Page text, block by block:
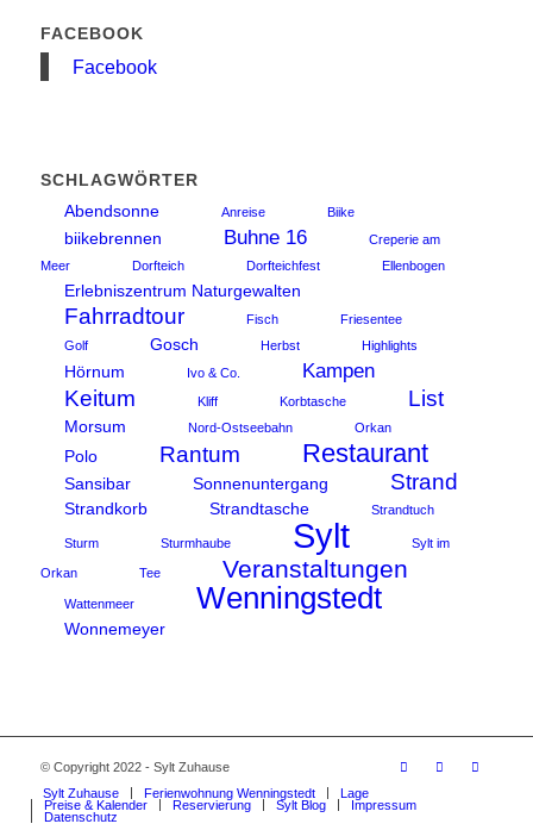
FACEBOOK
Facebook
SCHLAGWÖRTER
Abendsonne
Anreise Biike
biikebrennen Buhne 16
Creperie am
Meer
Dorfteich Dorfteichfest Ellenbogen
Erlebniszentrum Naturgewalten
Fahrradtour Fisch
Friesentee
Golf
Gosch Herbst Highlights
Hörnum Ivo & Co. Kampen
Keitum Kliff Korbtasche List
Morsum Nord-Ostseebahn Orkan
Polo Rantum Restaurant
Sansibar Sonnenuntergang Strand
Strandkorb Strandtasche Strandtuch
Sturm Sturmhaube Sylt Sylt im
Orkan Tee Veranstaltungen
Wattenmeer Wenningstedt
Wonnemeyer
© Copyright 2022 - Sylt Zuhause
Sylt Zuhause
Ferienwohnung Wenningstedt
Lage
Preise & Kalender
Reservierung Sylt Blog
Impressum
Datenschutz